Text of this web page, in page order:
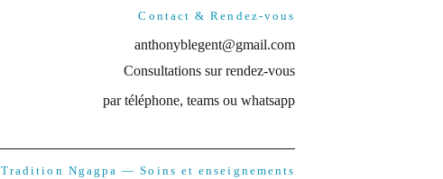
Contact & Rendez-vous
anthonyblegent@gmail.com
Consultations sur rendez-vous
par téléphone, teams ou whatsapp
Tradition Ngagpa — Soins et enseignements